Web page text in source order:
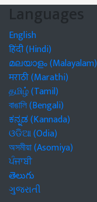
Languages
English
हिंदी (Hindi)
മലയാളം (Malayalam)
मराठी (Marathi)
தமிழ் (Tamil)
বাঙালি (Bengali)
ಕನ್ನಡ (Kannada)
ଓଡିଆ (Odia)
অসমীয়া (Asomiya)
ਪੰਜਾਬੀ
తెలుగు
ગુજરાતી